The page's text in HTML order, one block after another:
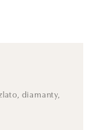
diamanty,